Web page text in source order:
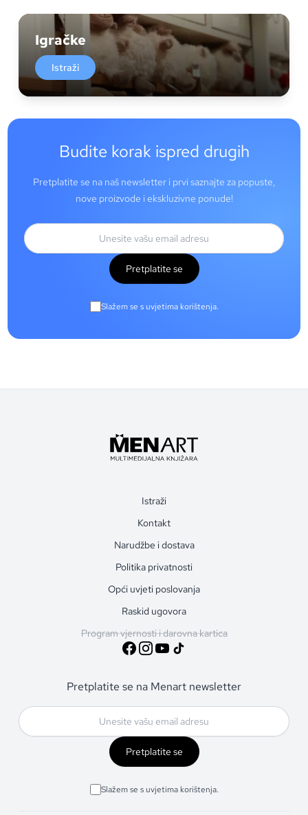
Igračke
Istraži
Budite korak ispred drugih
Pretplatite se na naš newsletter i prvi saznajte za popuste,
nove proizvode i ekskluzivne ponude!
Pretplatite se
Slažem se s uvjetima korištenja.
Istraži
Kontakt
Narudžbe i dostava
Politika privatnosti
Opći uvjeti poslovanja
Raskid ugovora
Program vjernosti i darovna kartica
Pretplatite se na Menart newsletter
Pretplatite se
Slažem se s uvjetima korištenja.